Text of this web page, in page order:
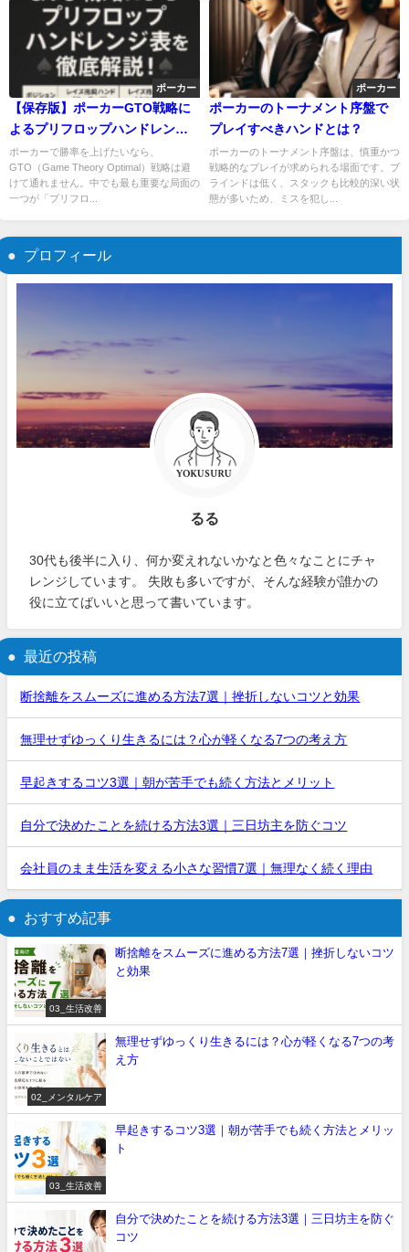
ポーカー
【保存版】ポーカーGTO戦略に
よるプリフロップハンドレンジ
表を徹底解説！♠️♣️
ポーカーで勝率を上げたいなら、
GTO（Game Theory Optimal）戦略は避
けて通れません。中でも最も重要な局面の
一つが「プリフロ...
ポーカー
ポーカーのトーナメント序盤で
プレイすべきハンドとは？
ポーカーのトーナメント序盤は、慎重かつ
戦略的なプレイが求められる場面です。ブ
ラインドは低く、スタックも比較的深い状
態が多いため、ミスを犯し...
プロフィール
るる
30代も後半に入り、何か変えれないかなと色々なことにチャ
レンジしています。 失敗も多いですが、そんな経験が誰かの
役に立てばいいと思って書いています。
最近の投稿
断捨離をスムーズに進める方法7選｜挫折しないコツと効果
無理せずゆっくり生きるには？心が軽くなる7つの考え方
早起きするコツ3選｜朝が苦手でも続く方法とメリット
自分で決めたことを続ける方法3選｜三日坊主を防ぐコツ
会社員のまま生活を変える小さな習慣7選｜無理なく続く理由
おすすめ記事
03_生活改善
断捨離をスムーズに進める方法7選｜挫折しないコツ
と効果
02_メンタルケア
無理せずゆっくり生きるには？心が軽くなる7つの考
え方
03_生活改善
早起きするコツ3選｜朝が苦手でも続く方法とメリッ
ト
自分で決めたことを続ける方法3選｜三日坊主を防ぐ
コツ